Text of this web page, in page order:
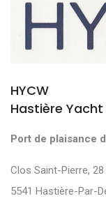
HYCW
Hastière
Port de plaisance
Clos Saint-Pierre, 28
5541 Hastière-Par-